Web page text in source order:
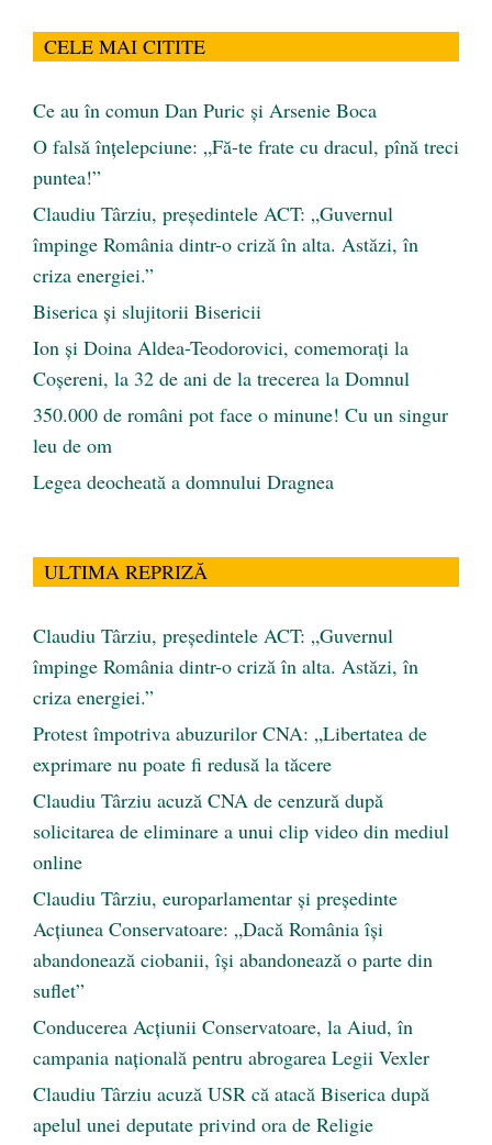
CELE MAI CITITE
Ce au în comun Dan Puric şi Arsenie Boca
O falsă înțelepciune: „Fă-te frate cu dracul, pînă treci
puntea!”
Claudiu Târziu, președintele ACT: „Guvernul
împinge România dintr-o criză în alta. Astăzi, în
criza energiei.”
Biserica și slujitorii Bisericii
Ion și Doina Aldea-Teodorovici, comemorați la
Coșereni, la 32 de ani de la trecerea la Domnul
350.000 de români pot face o minune! Cu un singur
leu de om
Legea deocheată a domnului Dragnea
ULTIMA REPRIZĂ
Claudiu Târziu, președintele ACT: „Guvernul
împinge România dintr-o criză în alta. Astăzi, în
criza energiei.”
Protest împotriva abuzurilor CNA: „Libertatea de
exprimare nu poate fi redusă la tăcere
Claudiu Târziu acuză CNA de cenzură după
solicitarea de eliminare a unui clip video din mediul
online
Claudiu Târziu, europarlamentar și președinte
Acțiunea Conservatoare: „Dacă România își
abandonează ciobanii, își abandonează o parte din
suflet”
Conducerea Acțiunii Conservatoare, la Aiud, în
campania națională pentru abrogarea Legii Vexler
Claudiu Târziu acuză USR că atacă Biserica după
apelul unei deputate privind ora de Religie